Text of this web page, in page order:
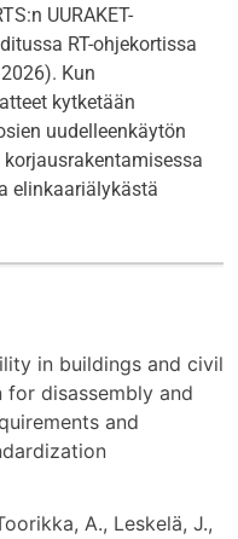
UURAKET-
RT-ohjekortissa
Kun
kytketään
uudelleenkäytön
elinkaariälykästä
in buildings and civil
for disassembly and
and
A., Leskelä, J.,